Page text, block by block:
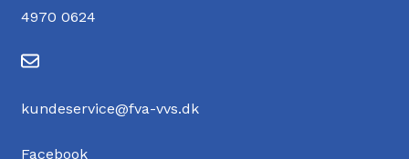
4970 0624
kundeservice@fva-vvs.dk
Facebook